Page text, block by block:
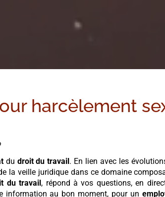
harcèlement
du droit du travail . En lien avec les
la veille juridique dans ce domaine
du travail , répond à vos questions, en
information au bon moment, pour un